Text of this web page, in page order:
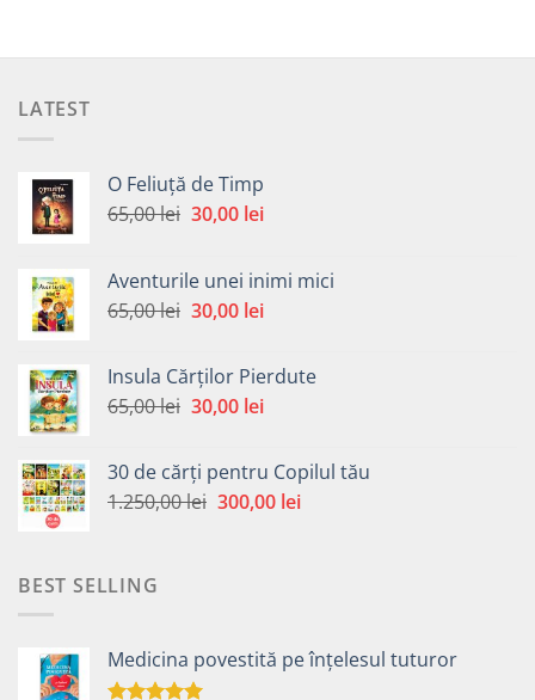
LATEST
O Feliuță de Timp
65,00lei Prețul
fost:
65,00 lei.
30,00 leiPrețul
30,00 lei.
Aventurile unei inimi mici
65,00lei Prețul
fost:
65,00 lei.
30,00 leiPrețul
30,00 lei.
Insula Cărților Pierdute
65,00lei Prețul
fost:
65,00 lei.
30,00 leiPrețul
30,00 lei.
30 de cărți pentru Copilul tău
1.250,00lei Prețul
300,00 leiPrețul
BEST SELLING
Medicina povestită pe înțelesul tuturor